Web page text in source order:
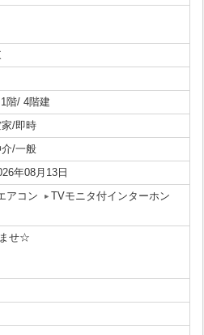
階/ 4階建
/即時
/一般
年08月13日
アコン
TVモニタ付インターホン
せ☆